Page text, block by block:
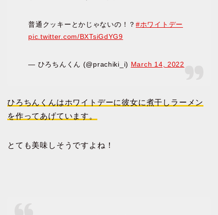
普通クッキーとかじゃないの！？ #ホワイトデー
pic.twitter.com/BXTsiGdYG9
— ひろちんくん (@prachiki_i) March 14, 2022
ひろちんくんはホワイトデーに彼女に煮干しラーメン
を作ってあげています。
とても美味しそうですよね！